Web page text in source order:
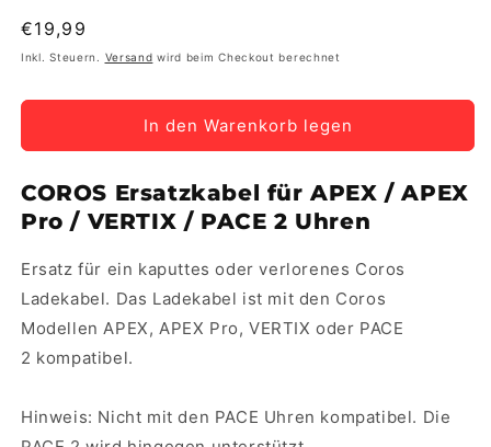
Normaler
Preis
€19,99
Inkl. Steuern. Versand wird beim Checkout berechnet
In den Warenkorb legen
COROS Ersatzkabel für APEX / APEX
Pro / VERTIX / PACE 2 Uhren
Ersatz für ein kaputtes oder verlorenes Coros
Ladekabel. Das Ladekabel ist mit den Coros
Modellen APEX, APEX Pro, VERTIX oder PACE
2 kompatibel.
Hinweis: Nicht mit den PACE Uhren kompatibel. Die